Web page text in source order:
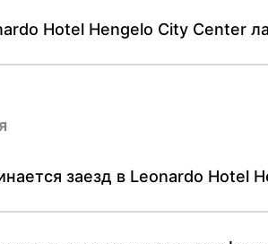
Hotel Hengelo City Center
заезд в Leonardo Hotel